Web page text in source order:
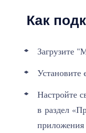
Как
Загрузите
Установите
Настройте
в раздел